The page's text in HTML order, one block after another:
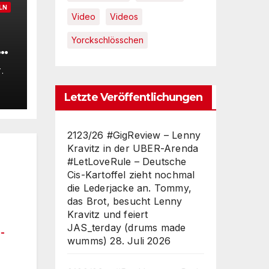
Video Videos
Yorckschlösschen
Letzte Veröffentlichungen
2123/26 #GigReview – Lenny
Kravitz in der UBER-Arenda
#LetLoveRule – Deutsche
Cis-Kartoffel zieht nochmal
die Lederjacke an. Tommy,
das Brot, besucht Lenny
Kravitz und feiert
JAS_terday (drums made
wumms) 28. Juli 2026